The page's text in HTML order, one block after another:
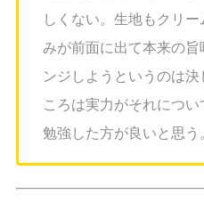
しくない。生地もクリ
みが前面に出て本来の
ンジしようというのは
ころは実力がそれにつ
勉強した方が良いと思う